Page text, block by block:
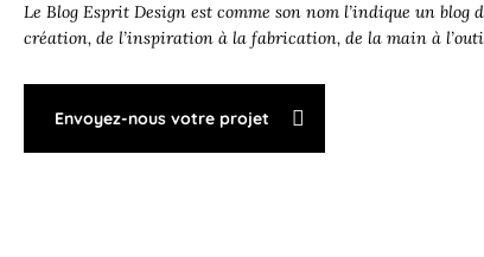
Le Blog Esprit Design est comme son nom l’indique un
création, de l’inspiration à la fabrication, de la main à
Envoyez-nous votre projet